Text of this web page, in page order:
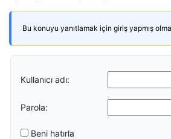
Bu konuyu yanıtlamak için giriş yapmış
Kullanıcı adı:
Parola:
Beni hatırla